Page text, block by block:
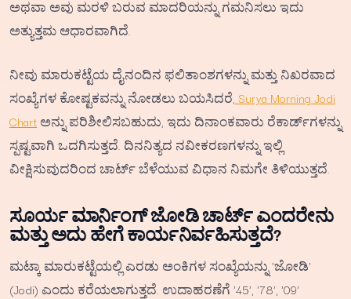
ಅಥವಾ ಅವು ಮರಳಿ ಬರುವ ಮಾದರಿಯನ್ನು ಗಮನಿಸಲು ಇದು
ಅತ್ಯುತ್ತಮ ಆಧಾರವಾಗಿದೆ.
ನೀವು ಮಾರುಕಟ್ಟೆಯ ದೈನಂದಿನ ಫಲಿತಾಂಶಗಳನ್ನು ಮತ್ತು ನಿಖರವಾದ
ಸಂಖ್ಯೆಗಳ ಕೋಷ್ಟಕವನ್ನು ನೋಡಲು ಬಯಸಿದರೆ, Surya Morning Jodi
Chart ಅನ್ನು ಪರಿಶೀಲಿಸಬಹುದು, ಇದು ದಿನಾಂಕವಾರು ರೆಕಾರ್ಡ್‌ಗಳನ್ನು
ಸ್ಪಷ್ಟವಾಗಿ ಒದಗಿಸುತ್ತದೆ. ದಿನನಿತ್ಯದ ನವೀಕರಣಗಳನ್ನು ಇಲ್ಲಿ
ವೀಕ್ಷಿಸುವುದರಿಂದ ಚಾರ್ಟ್ ಬೆಳೆಯುವ ವಿಧಾನ ನಿಮಗೇ ತಿಳಿಯುತ್ತದೆ.
ಸೂರ್ಯ ಮಾರ್ನಿಂಗ್ ಜೋಡಿ ಚಾರ್ಟ್ ಎಂದರೇನು
ಮತ್ತು ಅದು ಹೇಗೆ ಕಾರ್ಯನಿರ್ವಹಿಸುತ್ತದೆ?
ಮಟ್ಕಾ ಮಾರುಕಟ್ಟೆಯಲ್ಲಿ ಎರಡು ಅಂಕಿಗಳ ಸಂಖ್ಯೆಯನ್ನು 'ಜೋಡಿ'
(Jodi) ಎಂದು ಕರೆಯಲಾಗುತ್ತದೆ. ಉದಾಹರಣೆಗೆ '45', '78', '09'